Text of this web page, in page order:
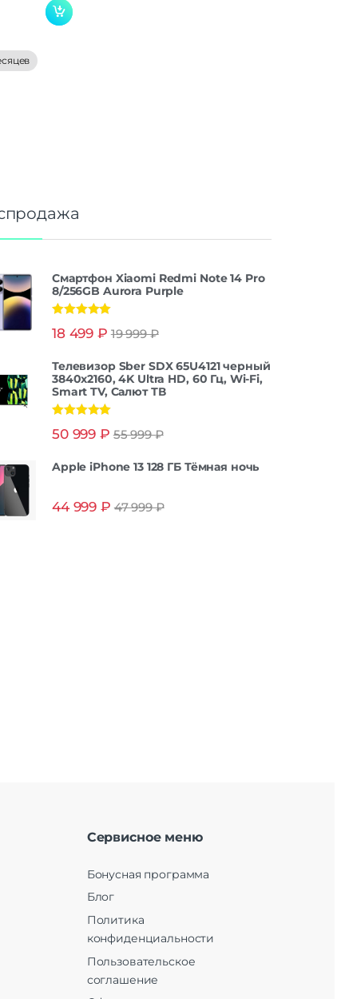
Смартфон Xiaomi Redmi Note 14 Pro
8/256GB Aurora Purple
из 5
18 499 ₽ 19 999₽
Телевизор Sber SDX 65U4121 черный
3840x2160, 4K Ultra HD, 60 Гц, Wi-Fi,
Smart TV, Салют ТВ
из 5
50 999 ₽ 55 999₽
Apple iPhone 13 128 ГБ Тёмная ночь
44 999 ₽ 47 999₽
Сервисное меню
Бонусная программа
Блог
Политика
конфиденциальности
Пользовательское
соглашение